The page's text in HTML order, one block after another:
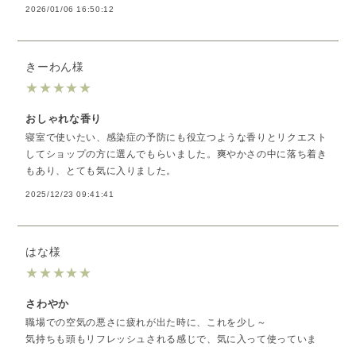
2026/01/06 16:50:12
きーわん様
★★★★★
おしゃれな香り
寝室で使いたい、感染症の予防にも役立つような香りとリクエスト
してショップの方に選んでもらいました。爽やかさの中に落ち着き
もあり、とても気に入りました。
2025/12/23 09:41:41
はな様
★★★★★
さわやか
職場での空気の悪さに疲れが出た時に、これを少し～
気持ちも頭もリフレッシュされる感じで、気に入って使っていま